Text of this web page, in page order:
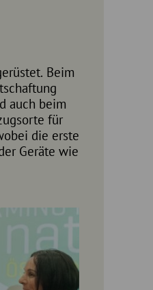
Beim
auch beim
für
die erste
Geräte wie